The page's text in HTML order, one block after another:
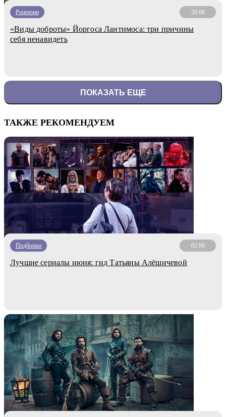
Рецензии 28.08
«Виды доброты» Йоргоса Лантимоса: три причины
себя ненавидеть
ПОКАЗАТЬ ЕЩЕ
ТАКЖЕ РЕКОМЕНДУЕМ
Подборки 02.06
Лучшие сериалы июня: гид Татьяны Алёшичевой